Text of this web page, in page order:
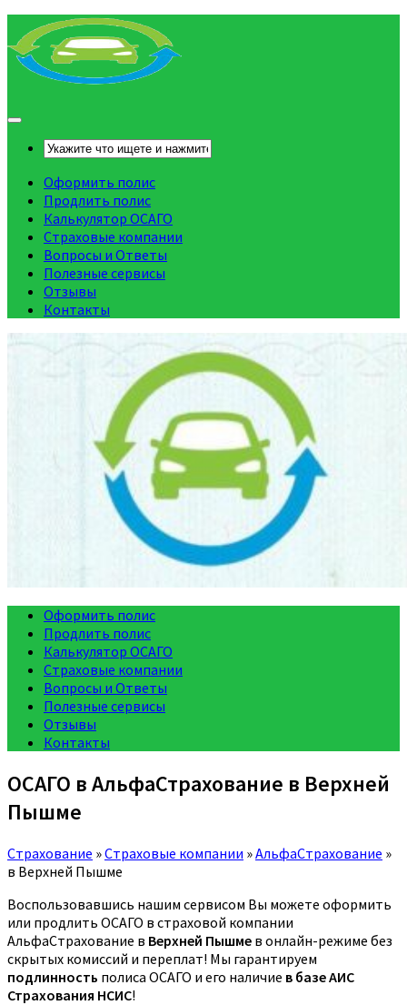
Оформить полис
Продлить полис
Калькулятор ОСАГО
Страховые компании
Вопросы и Ответы
Полезные сервисы
Отзывы
Контакты
Оформить полис
Продлить полис
Калькулятор ОСАГО
Страховые компании
Вопросы и Ответы
Полезные сервисы
Отзывы
Контакты
ОСАГО в АльфаСтрахование в Верхней
Пышме
Страхование »Страховые компании »АльфаСтрахование »
в Верхней Пышме
Воспользовавшись нашим сервисом Вы можете оформить
или продлить ОСАГО в страховой компании
АльфаСтрахование в Верхней Пышме в онлайн-режиме без
скрытых комиссий и переплат! Мы гарантируем
подлинность полиса ОСАГО и его наличие в базе АИС
Страхования НСИС!